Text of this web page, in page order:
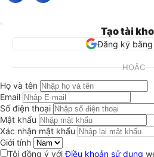
Tạo tài
Đăng ký bằng
HOẶC
Họ và tên
Email
Số điện thoại
Mật khẩu
Xác nhận mật khẩu
Giới tính
Tôi đồng ý vớiĐiều khoản sử dụng